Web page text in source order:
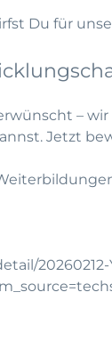
Du für
–
Jetzt
20260212-